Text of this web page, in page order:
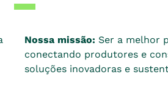
Nossa missão: Ser a melhor
conectando produtores e
soluções inovadoras e